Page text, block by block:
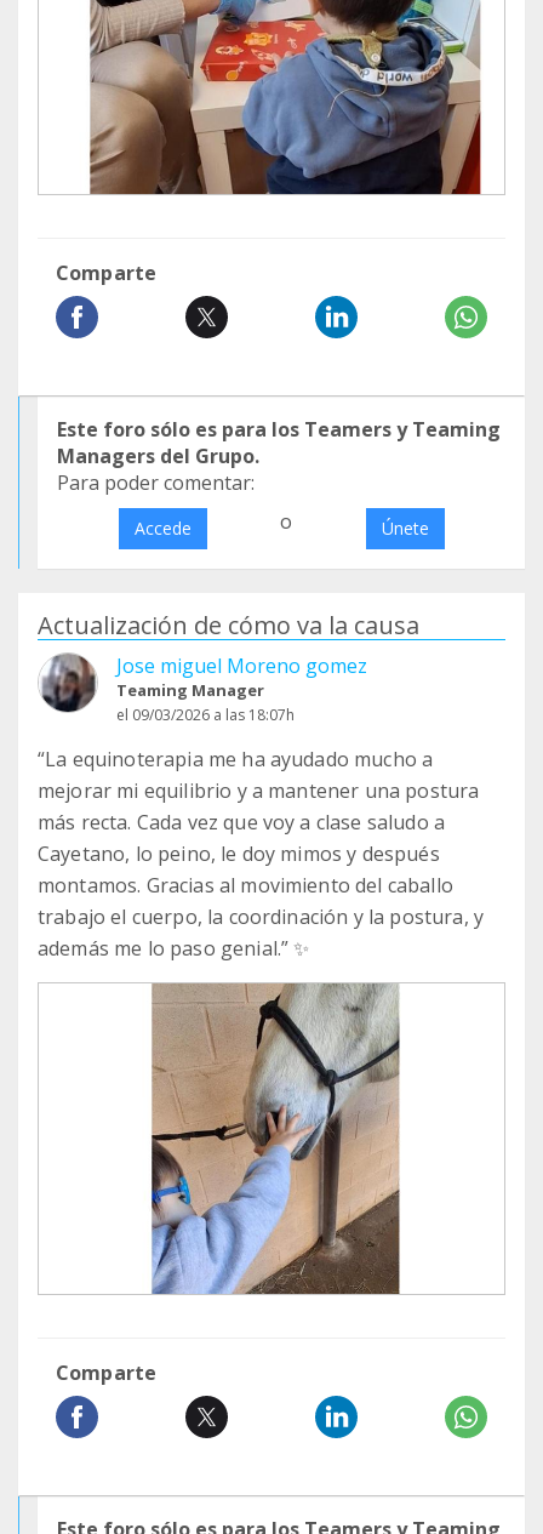
Comparte
Este foro sólo es para los Teamers y Teaming
Managers del Grupo.
Para poder comentar:
Accede o Únete
Actualización de cómo va la causa
Jose miguel Moreno gomez
Teaming Manager
el 09/03/2026 a las 18:07h
“La equinoterapia me ha ayudado mucho a
mejorar mi equilibrio y a mantener una postura
más recta. Cada vez que voy a clase saludo a
Cayetano, lo peino, le doy mimos y después
montamos. Gracias al movimiento del caballo
trabajo el cuerpo, la coordinación y la postura, y
además me lo paso genial.” ✨
Comparte